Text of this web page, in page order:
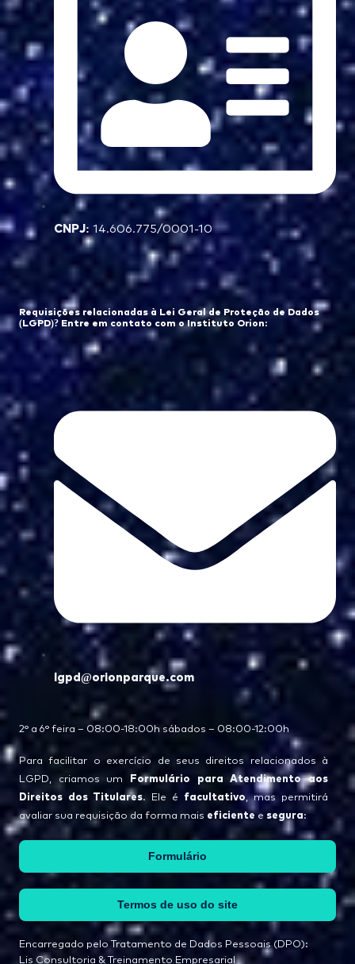
CNPJ: 14.606.775/0001-10
Requisições relacionadas à Lei Geral de Proteção de Dados
(LGPD)? Entre em contato com o Instituto Orion:
lgpd@orionparque.com
2° a 6° feira – 08:00-18:00h sábados – 08:00-12:00h
Para facilitar o exercício de seus direitos relacionados à
LGPD, criamos um Formulário para Atendimento aos
Direitos dos Titulares. Ele é facultativo, mas permitirá
avaliar sua requisição da forma mais eficientee segura:
Formulário
Termos de uso do site
Encarregado pelo Tratamento de Dados Pessoais (DPO):
Lis Consultoria & Treinamento Empresarial